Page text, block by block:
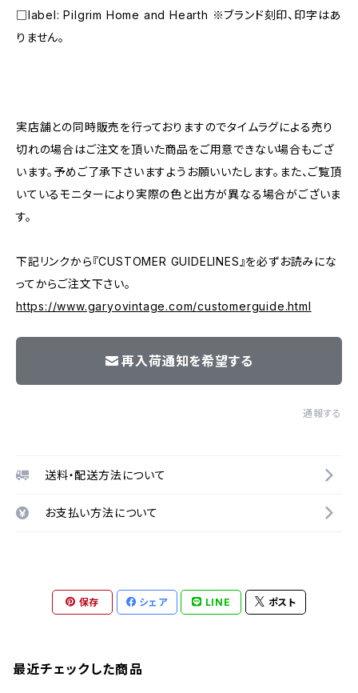
□label: Pilgrim Home and Hearth ※ブランド刻印、印字はあ
りません。
実店舗との同時販売を行っておりますのでタイムラグによる売り
切れの場合はご注文を頂いた商品をご用意できない場合もござ
います。予めご了承下さいますようお願いいたします。また、ご覧頂
いているモニターにより実際の色と出方が異なる場合がございま
す。
下記リンクから『CUSTOMER GUIDELINES』を必ずお読みにな
ってからご注文下さい。
https://www.garyovintage.com/customerguide.html
再入荷通知を希望する
通報する
送料・配送方法について
お支払い方法について
保存 シェア LINE ポスト
最近チェックした商品